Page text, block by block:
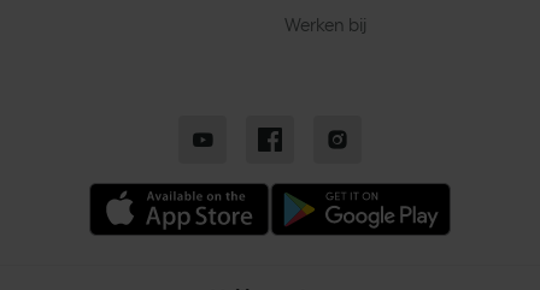
Werken bij